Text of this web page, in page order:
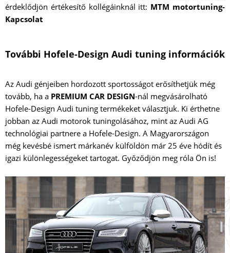
érdeklődjön értékesítő kollégáinknál itt: MTM motortuning-
Kapcsolat
További Hofele-Design Audi tuning információk
Az Audi génjeiben hordozott sportosságot erősíthetjük még
tovább, ha a PREMIUM CAR DESIGN-nál megvásárolható
Hofele-Design Audi tuning termékeket választjuk. Ki érthetne
jobban az Audi motorok tuningolásához, mint az Audi AG
technológiai partnere a Hofele-Design. A Magyarországon
még kevésbé ismert márkanév külföldön már 25 éve hódít és
igazi különlegességeket tartogat. Győződjön meg róla Ön is!